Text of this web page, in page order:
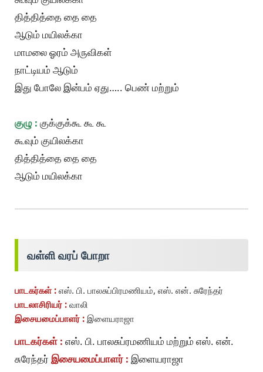
தித்தித்தை தை தை
ஆடும் மயிலக்கா
மாமலை ஓரம் அருவிகள்
நாட்டியம் ஆடும்
இது போலே இன்பம் ஏது….. பெண் மற்றும்
குழு : குக்குக்கூ கூ கூ
கூவும் குயிலக்கா
தித்தித்தை தை தை
ஆடும் மயிலக்கா
வள்ளி வரப் போறா
பாடகர்கள் : எஸ். பி. பாலசுப்பிரமணியம், எஸ். என். சுரேந்தர்
பாடலாசிரியர் : வாலி
இசையமைப்பாளர் : இளையராஜா
பாடகர்கள் : எஸ். பி. பாலசுப்ரமணியம் மற்றும் எஸ். என்.
சுரேந்தர் இசையமைப்பாளர் : இளையராஜா